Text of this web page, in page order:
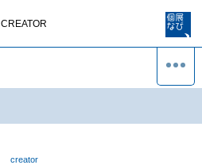
CREATOR
creator